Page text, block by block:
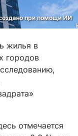
при помощи ИИ
жилья в
городов
отмечается